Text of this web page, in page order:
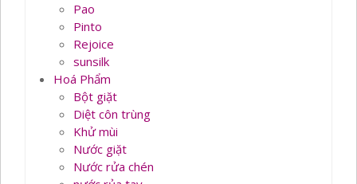
Pao
Pinto
Rejoice
sunsilk
Hoá Phẩm
Bột giặt
Diệt côn trùng
Khử mùi
Nước giặt
Nước rửa chén